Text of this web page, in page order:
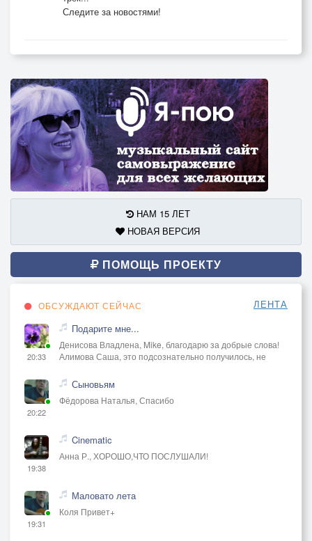
Следите за новостями!
НАМ 15 ЛЕТ
НОВАЯ ВЕРСИЯ
ПОМОЩЬ ПРОЕКТУ
ОБСУЖДАЮТ СЕЙЧАС ЛЕНТА
20:33
Подарите мне...
Денисова Владлена, Mike, благодарю за добрые слова!
Алимова Саша, это подсознательно получилось, не
20:22
Сыновьям
Фёдорова Наталья, Спасибо
19:38
Cinematic
Анна Р., ХОРОШО,ЧТО ПОСЛУШАЛИ!
19:31
Маловато лета
Коля Привет+